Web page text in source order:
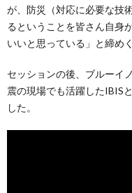
が、防災（対応に必要な技
るということを皆さん自身
いいと思っている」と締め
セッションの後、ブルーイ
震の現場でも活躍したIBIS
した。